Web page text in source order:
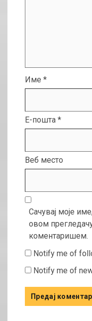
Име *
Е-пошта *
Веб место
Сачувај моје
овом
коментаришем.
Notify me of
Notify me of